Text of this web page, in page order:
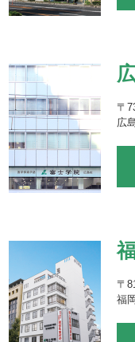
〒
広
〒
福